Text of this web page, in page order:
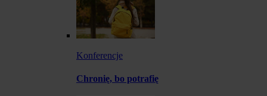
Konferencje
Chronię, bo potrafię